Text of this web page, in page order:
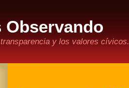
Observando
y los valores cívicos.